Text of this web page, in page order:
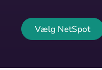
Vælg NetSpot